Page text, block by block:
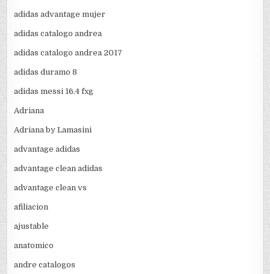
adidas advantage mujer
adidas catalogo andrea
adidas catalogo andrea 2017
adidas duramo 8
adidas messi 16.4 fxg
Adriana
Adriana by Lamasini
advantage adidas
advantage clean adidas
advantage clean vs
afiliacion
ajustable
anatomico
andre catalogos